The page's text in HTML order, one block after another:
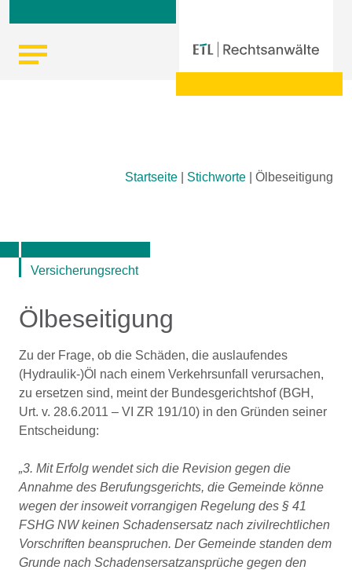
Startseite Stichworte Ölbeseitigung
Versicherungsrecht
Ölbeseitigung
Zu der Frage, ob die Schäden, die auslaufendes
(Hydraulik-)Öl nach einem Verkehrsunfall verursachen,
zu ersetzen sind, meint der Bundesgerichtshof (BGH,
Urt. v. 28.6.2011 – VI ZR 191/10) in den Gründen seiner
Entscheidung:
„3. Mit Erfolg wendet sich die Revision gegen die
Annahme des Berufungsgerichts, die Gemeinde könne
wegen der insoweit vorrangigen Regelung des § 41
FSHG NW keinen Schadensersatz nach zivilrechtlichen
Vorschriften beanspruchen. Der Gemeinde standen dem
Grunde nach Schadensersatzansprüche gegen den